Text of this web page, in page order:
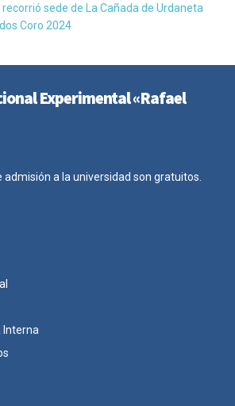
sede de La Cañada de Urdaneta
Coro 2024
Experimental «Rafael
admisión a la universidad son gratuitos.
Interna